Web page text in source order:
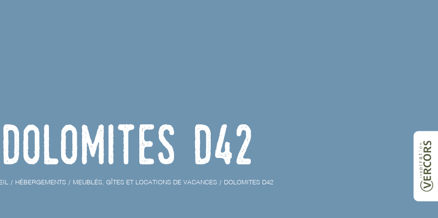
Dolomites D42
HÉBERGEMENTS MEUBLÉS, GÎTES ET LOCATIONS DE VACANCES DOLOMITES D42